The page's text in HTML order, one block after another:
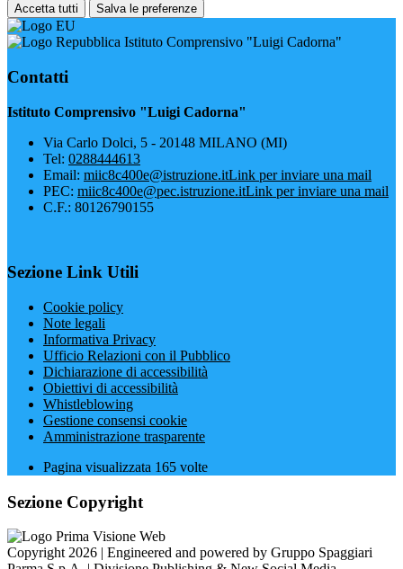
Accetta tutti Salva le preferenze
Istituto Comprensivo "Luigi Cadorna"
Contatti
Istituto Comprensivo "Luigi Cadorna"
Via Carlo Dolci, 5 - 20148 MILANO (MI)
Tel: 0288444613
Email: miic8c400e@istruzione.itLink per inviare una mail
PEC: miic8c400e@pec.istruzione.itLink per inviare una mail
C.F.: 80126790155
Sezione Link Utili
Cookie policy
Note legali
Informativa Privacy
Ufficio Relazioni con il Pubblico
Dichiarazione di accessibilità
Obiettivi di accessibilità
Whistleblowing
Gestione consensi cookie
Amministrazione trasparente
Pagina visualizzata 165 volte
Sezione Copyright
Copyright 2026 | Engineered and powered by Gruppo Spaggiari